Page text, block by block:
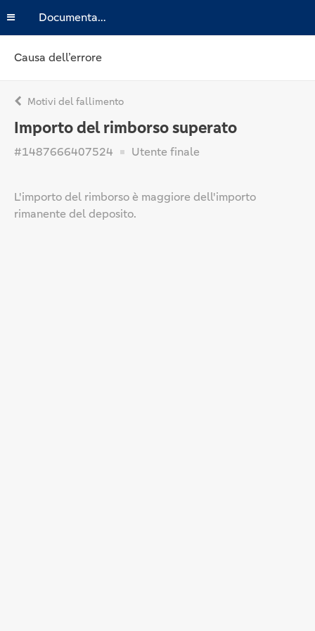
Documentazione
Causa dell’errore
Motivi del fallimento
Importo del rimborso superato
#1487666407524 Utente finale
L'importo del rimborso è maggiore dell'importo
rimanente del deposito.